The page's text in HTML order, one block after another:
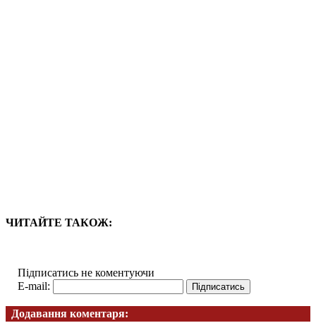
ЧИТАЙТЕ ТАКОЖ:
Підписатись не коментуючи
E-mail:
Додавання коментаря: